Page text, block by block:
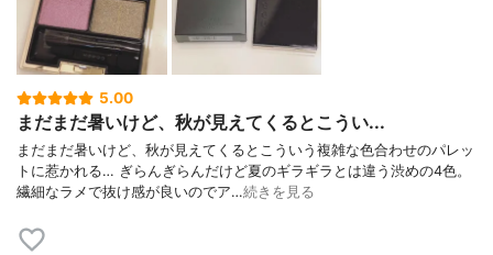
5.00
まだまだ暑いけど、秋が見えてくるとこうい...
まだまだ暑いけど、秋が見えてくるとこういう複雑な色合わせのパレッ
トに惹かれる… ぎらんぎらんだけど夏のギラギラとは違う渋めの4色。
繊細なラメで抜け感が良いのでア…続きを見る